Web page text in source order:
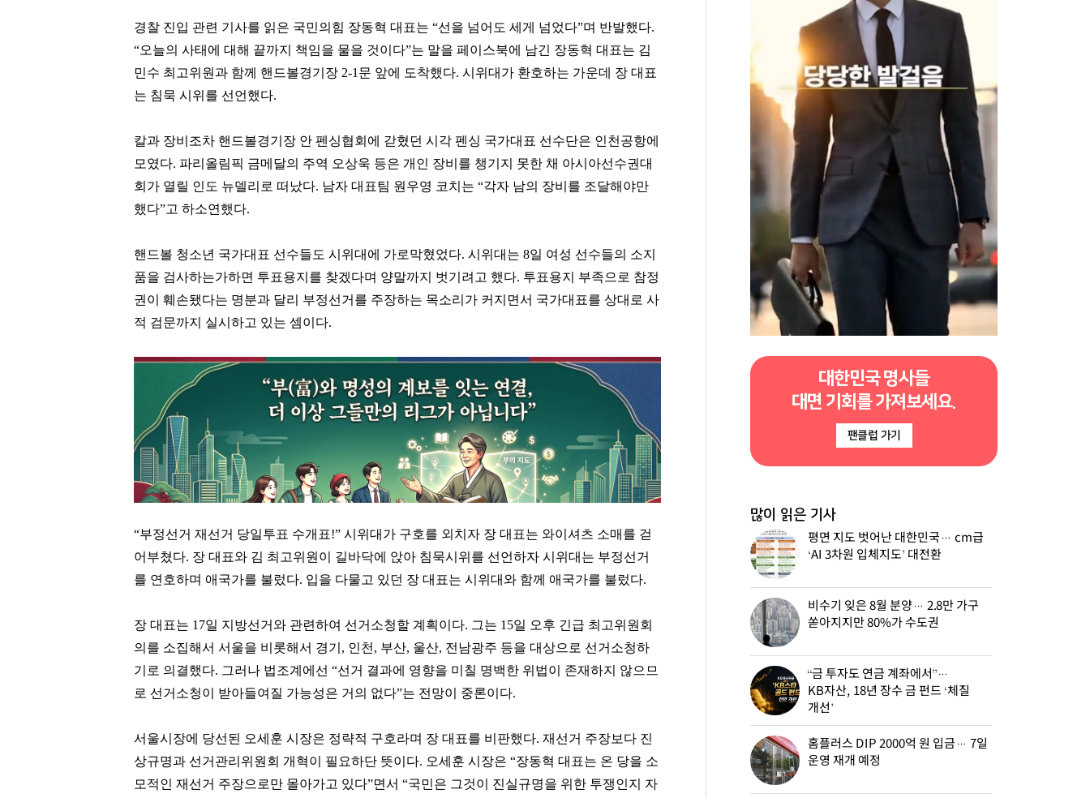
경찰 진입 관련 기사를 읽은 국민의힘 장동혁 대표는 “선을 넘어도 세게 넘었다”며 반발했다.
“오늘의 사태에 대해 끝까지 책임을 물을 것이다”는 말을 페이스북에 남긴 장동혁 대표는 김
민수 최고위원과 함께 핸드볼경기장 2-1문 앞에 도착했다. 시위대가 환호하는 가운데 장 대표
는 침묵 시위를 선언했다.
칼과 장비조차 핸드볼경기장 안 펜싱협회에 갇혔던 시각 펜싱 국가대표 선수단은 인천공항에
모였다. 파리올림픽 금메달의 주역 오상욱 등은 개인 장비를 챙기지 못한 채 아시아선수권대
회가 열릴 인도 뉴델리로 떠났다. 남자 대표팀 원우영 코치는 “각자 남의 장비를 조달해야만
했다”고 하소연했다.
핸드볼 청소년 국가대표 선수들도 시위대에 가로막혔었다. 시위대는 8일 여성 선수들의 소지
품을 검사하는가하면 투표용지를 찾겠다며 양말까지 벗기려고 했다. 투표용지 부족으로 참정
권이 훼손됐다는 명분과 달리 부정선거를 주장하는 목소리가 커지면서 국가대표를 상대로 사
적 검문까지 실시하고 있는 셈이다.
방준혁
[관련 기사]
김태원
[관련 기사]
백종원
[관련 기사]
이환주
[관련 기사]
봉중근
[관련 기사]
“부정선거 재선거 당일투표 수개표!” 시위대가 구호를 외치자 장 대표는 와이셔츠 소매를 걷
어부쳤다. 장 대표와 김 최고위원이 길바닥에 앉아 침묵시위를 선언하자 시위대는 부정선거
를 연호하며 애국가를 불렀다. 입을 다물고 있던 장 대표는 시위대와 함께 애국가를 불렀다.
장 대표는 17일 지방선거와 관련하여 선거소청할 계획이다. 그는 15일 오후 긴급 최고위원회
의를 소집해서 서울을 비롯해서 경기, 인천, 부산, 울산, 전남광주 등을 대상으로 선거소청하
기로 의결했다. 그러나 법조계에선 “선거 결과에 영향을 미칠 명백한 위법이 존재하지 않으므
로 선거소청이 받아들여질 가능성은 거의 없다”는 전망이 중론이다.
서울시장에 당선된 오세훈 시장은 정략적 구호라며 장 대표를 비판했다. 재선거 주장보다 진
상규명과 선거관리위원회 개혁이 필요하단 뜻이다. 오세훈 시장은 “장동혁 대표는 온 당을 소
모적인 재선거 주장으로만 몰아가고 있다”면서 “국민은 그것이 진실규명을 위한 투쟁인지 자
대한민국 명사들
대면 기회를 가져보세요.
팬클럽 가기
많이 읽은 기사
평면 지도 벗어난 대한민국… cm급
‘AI 3차원 입체지도’ 대전환
비수기 잊은 8월 분양… 2.8만 가구
쏟아지지만 80%가 수도권
“금 투자도 연금 계좌에서”…
KB자산, 18년 장수 금 펀드 ‘체질
개선’
홈플러스 DIP 2000억 원 입금… 7일
운영 재개 예정